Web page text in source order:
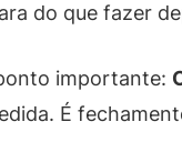
do que fazer
importante:
É